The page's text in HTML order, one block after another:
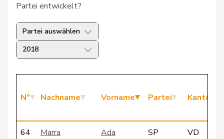
Partei entwickelt?
Partei auswählen
2018
N° Nachname Vorname Partei Kanton
64 Marra Ada SP VD